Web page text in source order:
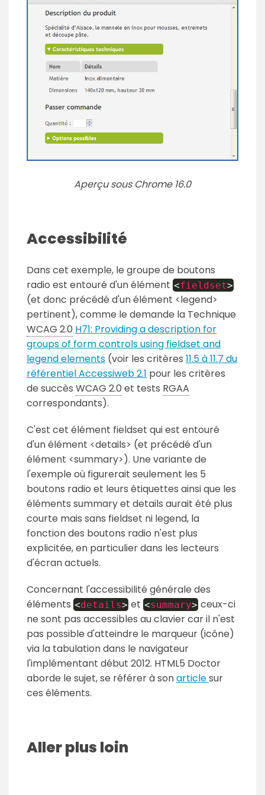
Aperçu sous Chrome 16.0
Accessibilité
Dans cet exemple, le groupe de boutons
radio est entouré d'un élément <fieldset>
(et donc précédé d'un élément <legend>
pertinent), comme le demande la Technique
WCAG 2.0 H71: Providing a description for
groups of form controls using fieldset and
legend elements (voir les critères 11.5 à 11.7 du
référentiel Accessiweb 2.1 pour les critères
de succès WCAG 2.0 et tests RGAA
correspondants).
C'est cet élément fieldset qui est entouré
d'un élément <details> (et précédé d'un
élément <summary>). Une variante de
l'exemple où figurerait seulement les 5
boutons radio et leurs étiquettes ainsi que les
éléments summary et details aurait été plus
courte mais sans fieldset ni legend, la
fonction des boutons radio n'est plus
explicitée, en particulier dans les lecteurs
d'écran actuels.
Concernant l'accessibilité générale des
éléments <details> et<summary> ceux-ci
ne sont pas accessibles au clavier car il n'est
pas possible d'atteindre le marqueur (icône)
via la tabulation dans le navigateur
l'implémentant début 2012. HTML5 Doctor
aborde le sujet, se référer à sonarticlesur
ces éléments.
Aller plus loin